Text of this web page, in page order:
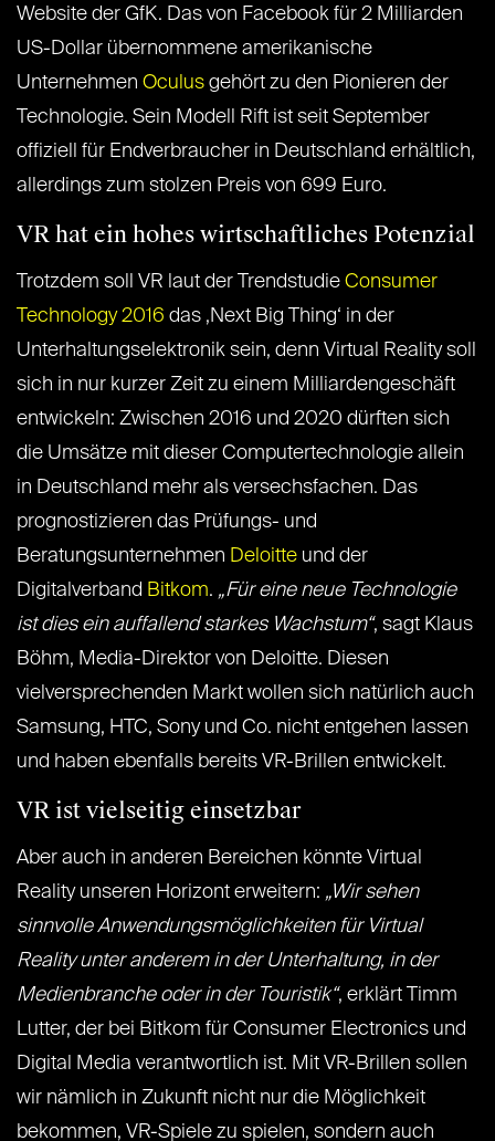
Website der GfK. Das von Facebook für 2 Milliarden
US-Dollar übernommene amerikanische
Unternehmen Oculus gehört zu den Pionieren der
Technologie. Sein Modell Rift ist seit September
offiziell für Endverbraucher in Deutschland erhältlich,
allerdings zum stolzen Preis von 699 Euro.
VR hat ein hohes wirtschaftliches Potenzial
Trotzdem soll VR laut der Trendstudie Consumer
Technology 2016 das ‚Next Big Thing‘ in der
Unterhaltungselektronik sein, denn Virtual Reality soll
sich in nur kurzer Zeit zu einem Milliardengeschäft
entwickeln: Zwischen 2016 und 2020 dürften sich
die Umsätze mit dieser Computertechnologie allein
in Deutschland mehr als versechsfachen. Das
prognostizieren das Prüfungs- und
Beratungsunternehmen Deloitte und der
Digitalverband Bitkom. „Für eine neue Technologie
ist dies ein auffallend starkes Wachstum“, sagt Klaus
Böhm, Media-Direktor von Deloitte. Diesen
vielversprechenden Markt wollen sich natürlich auch
Samsung, HTC, Sony und Co. nicht entgehen lassen
und haben ebenfalls bereits VR-Brillen entwickelt.
VR ist vielseitig einsetzbar
Aber auch in anderen Bereichen könnte Virtual
Reality unseren Horizont erweitern: „Wir sehen
sinnvolle Anwendungsmöglichkeiten für Virtual
Reality unter anderem in der Unterhaltung, in der
Medienbranche oder in der Touristik“, erklärt Timm
Lutter, der bei Bitkom für Consumer Electronics und
Digital Media verantwortlich ist. Mit VR-Brillen sollen
wir nämlich in Zukunft nicht nur die Möglichkeit
bekommen, VR-Spiele zu spielen, sondern auch